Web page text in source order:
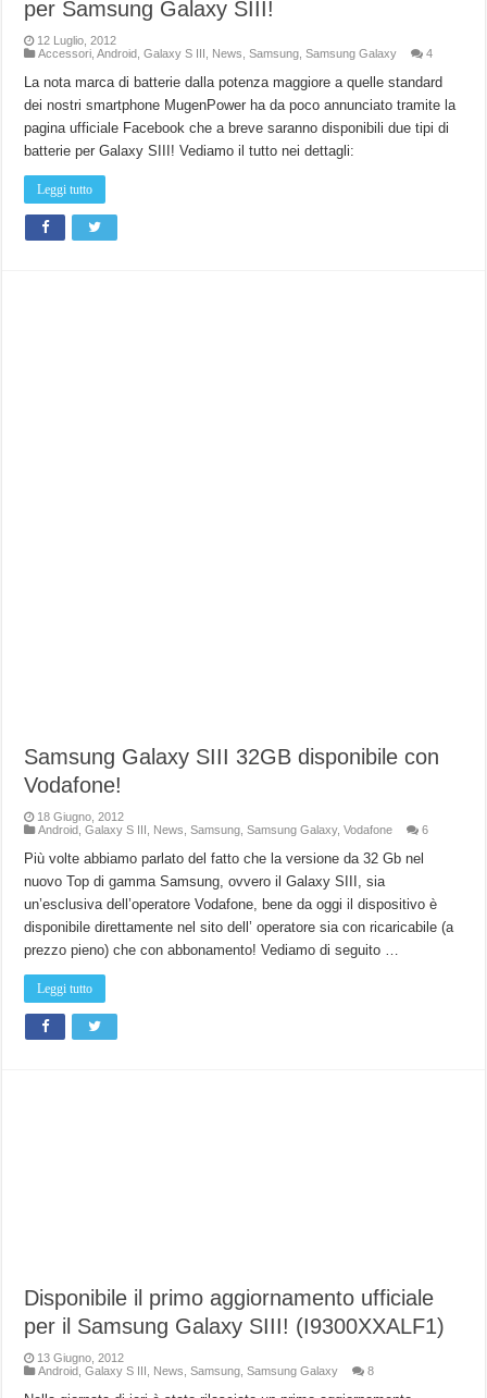
per Samsung Galaxy SIII!
12 Luglio, 2012
Accessori ,Android ,Galaxy S III News ,Samsung ,Samsung Galaxy 4
La nota marca di batterie dalla potenza maggiore a quelle standard
dei nostri smartphone MugenPower ha da poco annunciato tramite la
pagina ufficiale Facebook che a breve saranno disponibili due tipi di
batterie per Galaxy SIII! Vediamo il tutto nei dettagli:
Leggi tutto
Samsung Galaxy SIII 32GB disponibile con
Vodafone!
18 Giugno, 2012
Android ,Galaxy S III News ,Samsung ,Samsung Galaxy,Vodafone 6
Più volte abbiamo parlato del fatto che la versione da 32 Gb nel
nuovo Top di gamma Samsung, ovvero il Galaxy SIII, sia
un’esclusiva dell’operatore Vodafone, bene da oggi il dispositivo è
disponibile direttamente nel sito dell’ operatore sia con ricaricabile (a
prezzo pieno) che con abbonamento! Vediamo di seguito …
Leggi tutto
Disponibile il primo aggiornamento ufficiale
per il Samsung Galaxy SIII! (I9300XXALF1)
13 Giugno, 2012
Android ,Galaxy S III News ,Samsung ,Samsung Galaxy 8